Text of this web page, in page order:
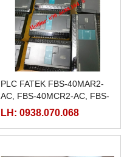
PLC FATEK FBS-40MAR2-
AC, FBS-40MCR2-AC, FBS-
40MCRT-AC, FBS-40MART-
LH: 0938.070.068